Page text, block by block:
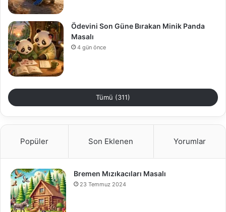
Ödevini Son Güne Bırakan Minik Panda
Masalı
4 gün önce
Tümü (311)
Popüler Son Eklenen Yorumlar
Bremen Mızıkacıları Masalı
23 Temmuz 2024